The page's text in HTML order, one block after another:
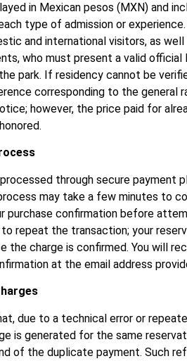
in Mexican pesos (MXN) and
type of admission or
and international visitors, as
who must present a valid official
park. If residency cannot be
corresponding to the general
however, the price paid for
through secure payment
may take a few minutes to
purchase confirmation before
repeat the transaction; your
the charge is confirmed. You will
at the email address
due to a technical error or
is generated for the same
of the duplicate payment. Such